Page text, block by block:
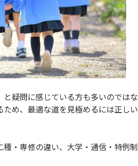
と疑問に感じている方も多いのではな
め、最適な道を見極めるには正しい
・専修の違い、大学・通信・特例制